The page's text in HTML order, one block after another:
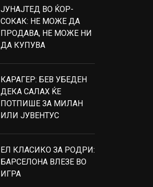
ЈУНАЈТЕД ВО ЌОР-
СОКАК: НЕ МОЖЕ ДА
ПРОДАВА, НЕ МОЖЕ НИ
ДА КУПУВА
КАРАГЕР: БЕВ УБЕДЕН
ДЕКА САЛАХ ЌЕ
ПОТПИШЕ ЗА МИЛАН
ИЛИ ЈУВЕНТУС
ЕЛ КЛАСИКО ЗА РОДРИ:
БАРСЕЛОНА ВЛЕЗЕ ВО
ИГРА